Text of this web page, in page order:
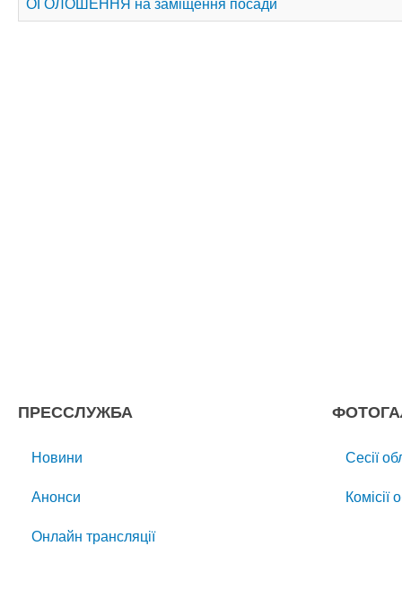
ПРЕССЛУЖБА
Новини
Анонси
Онлайн трансляції
Сесії
Комісії